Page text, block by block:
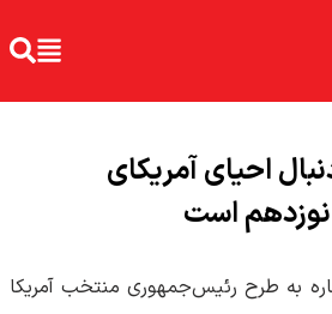
احیای آمریکای
نوزدهم است
به طرح رئیس‌جمهوری منتخب آمریکا